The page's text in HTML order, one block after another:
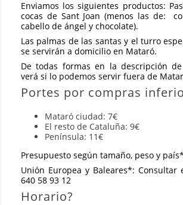
Enviamos los siguientes productos:
cocas de Sant Joan (menos las de:
cabello de ángel y chocolate).
Las palmas de las santas y el turro
se servirán a domicilio en Mataró.
De todas formas en la descripción
verá si lo podemos servir fuera de
Portes por compras
Mataró ciudad: 7€
El resto de Cataluña: 9€
Península: 11€
Presupuesto según tamaño, peso y
Unión Europea y Baleares*: Consultar
640 58 93 12
Horario?